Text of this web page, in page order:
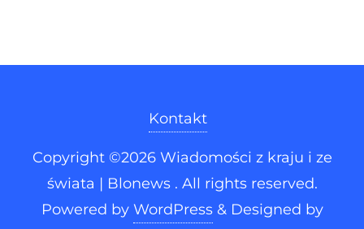
Kontakt
Copyright ©2026 Wiadomości z kraju i ze
świata | Blonews . All rights reserved.
Powered by WordPress & Designed by